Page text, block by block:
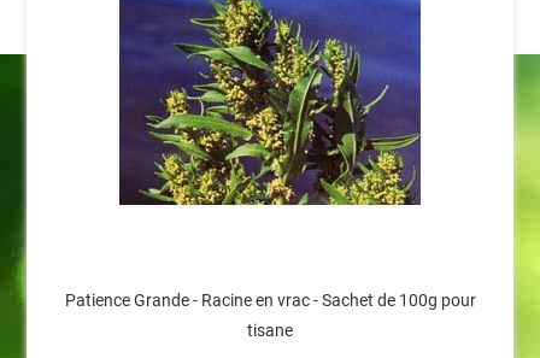
Patience Grande - Racine en vrac - Sachet de 100g pour
tisane